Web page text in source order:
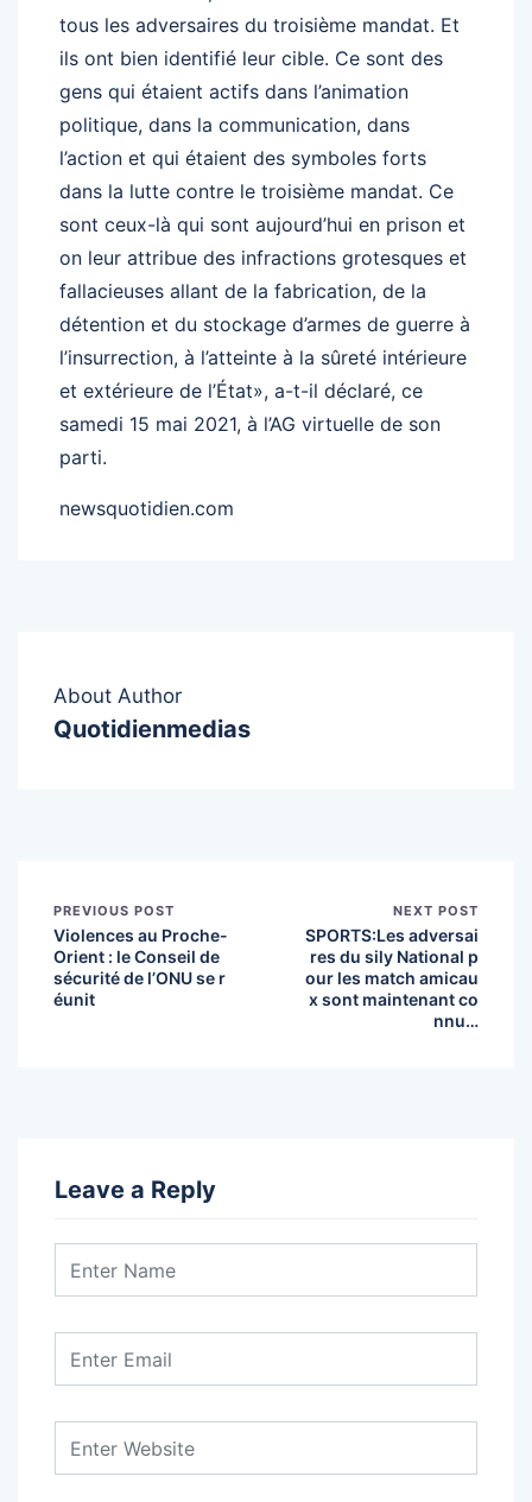
tous les adversaires du troisième mandat. Et
ils ont bien identifié leur cible. Ce sont des
gens qui étaient actifs dans l’animation
politique, dans la communication, dans
l’action et qui étaient des symboles forts
dans la lutte contre le troisième mandat. Ce
sont ceux-là qui sont aujourd’hui en prison et
on leur attribue des infractions grotesques et
fallacieuses allant de la fabrication, de la
détention et du stockage d’armes de guerre à
l’insurrection, à l’atteinte à la sûreté intérieure
et extérieure de l’État», a-t-il déclaré, ce
samedi 15 mai 2021, à l’AG virtuelle de son
parti.
newsquotidien.com
About Author
Quotidienmedias
PREVIOUS POST
Violences au Proche-
Orient : le Conseil de
sécurité de l’ONU se r
éunit
NEXT POST
SPORTS:Les adversai
res du sily National p
our les match amicau
x sont maintenant co
nnu…
Leave a Reply